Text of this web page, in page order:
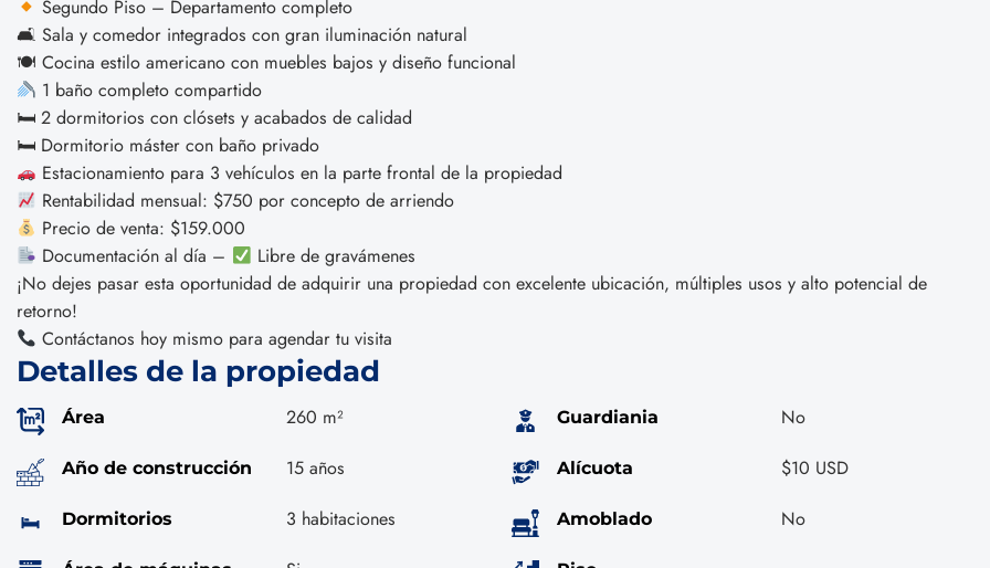
Segundo Piso – Departamento completo
🛋 Sala y comedor integrados con gran iluminación natural
🍽 Cocina estilo americano con muebles bajos y diseño funcional
1 baño completo compartido
🛏 2 dormitorios con clósets y acabados de calidad
🛏 Dormitorio máster con baño privado
Estacionamiento para 3 vehículos en la parte frontal de la propiedad
Rentabilidad mensual: $750 por concepto de arriendo
Precio de venta: $159.000
Documentación al día –
Libre de gravámenes
¡No dejes pasar esta oportunidad de adquirir una propiedad con excelente ubicación, múltiples usos y alto potencial de
retorno!
Contáctanos hoy mismo para agendar tu visita
Detalles de la propiedad
Área 260 m²
Año de construcción 15 años
Dormitorios 3 habitaciones
Guardiania No
Alícuota $10 USD
Amoblado No